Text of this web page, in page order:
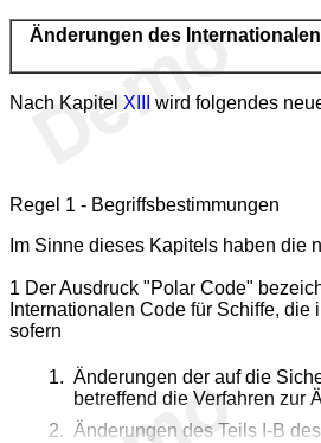
Änderungen des
Nach Kapitel XIII wird folgendes
Regel 1 - Begriffsbestimmungen
Im Sinne dieses Kapitels haben die
1 Der Ausdruck "Polar Code"
Internationalen Code für Schiffe,
sofern
Änderungen der auf die
betreffend die Verfahren zur
Änderungen des Teils I-B